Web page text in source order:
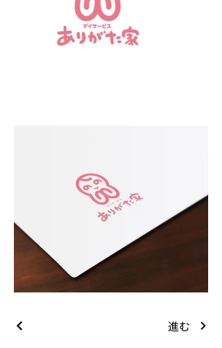
kohs-
insta-
arigataya
進む